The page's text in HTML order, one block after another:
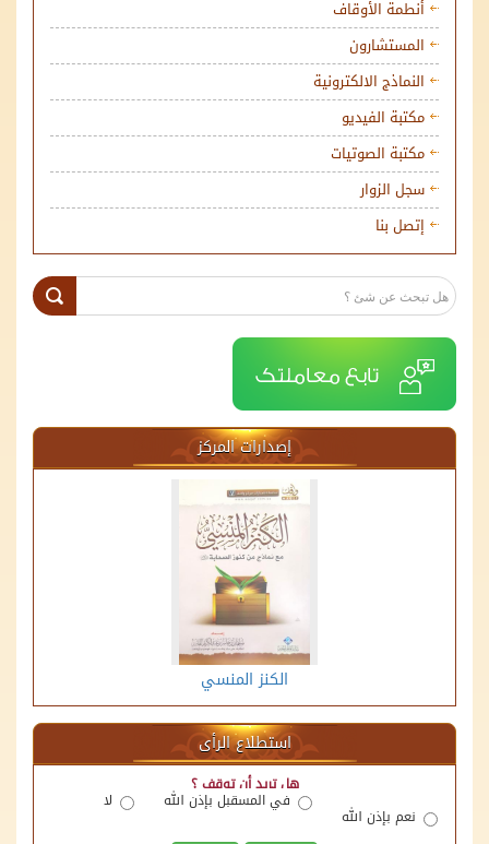
أنطمة الأوقاف
المستشارون
النماذج الالكترونية
مكتبة الفيديو
مكتبة الصوتيات
سجل الزوار
إتصل بنا
إصدارات المركز
الكنز المنسي
استطلاع الرأى
هل تريد أن توقف ؟
نعم بإذن الله
في المسقبل بإذن الله لا